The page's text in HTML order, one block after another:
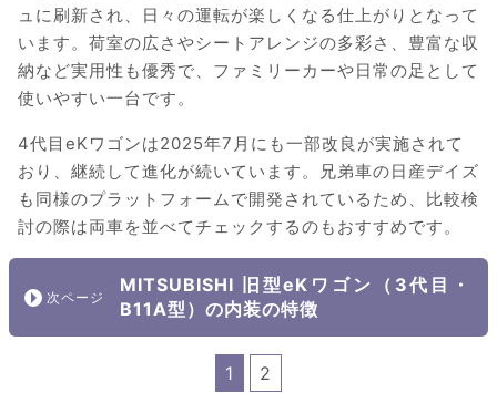
ュに刷新され、日々の運転が楽しくなる仕上がりとなって
います。荷室の広さやシートアレンジの多彩さ、豊富な収
納など実用性も優秀で、ファミリーカーや日常の足として
使いやすい一台です。
4代目eKワゴンは2025年7月にも一部改良が実施されて
おり、継続して進化が続いています。兄弟車の日産デイズ
も同様のプラットフォームで開発されているため、比較検
討の際は両車を並べてチェックするのもおすすめです。
MITSUBISHI 旧型eKワゴン（3代目・
B11A型）の内装の特徴
1 2